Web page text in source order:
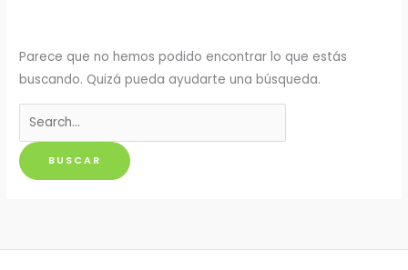
Parece que no hemos podido encontrar lo que estás
buscando. Quizá pueda ayudarte una búsqueda.
Buscar
por: